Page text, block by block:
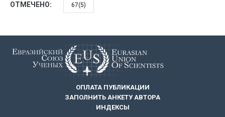
ОТМЕЧЕНО: 67(5)
ОПЛАТА ПУБЛИКАЦИИ
ЗАПОЛНИТЬ АНКЕТУ АВТОРА
ИНДЕКСЫ